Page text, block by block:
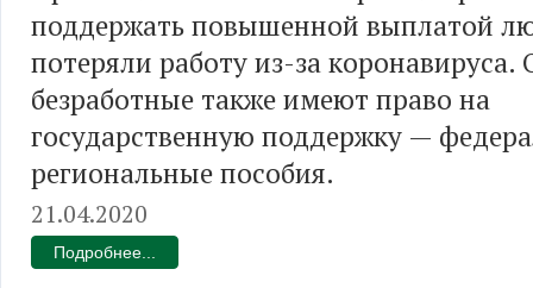
поддержать повышенной выплатой
потеряли работу из-за коронавируса.
безработные также имеют право на
государственную поддержку —
региональные пособия.
21.04.2020
Подробнее...